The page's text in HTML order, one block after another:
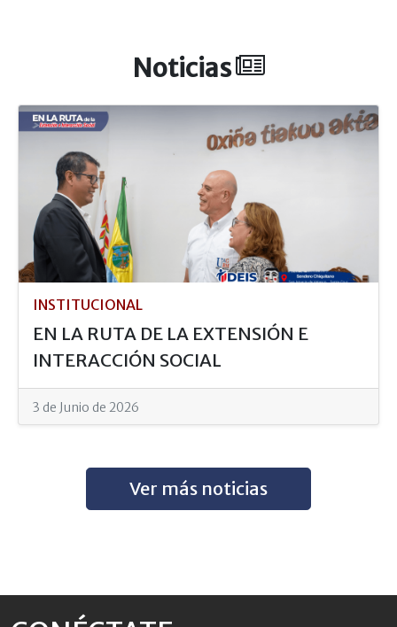
Noticias
INSTITUCIONAL
EN LA RUTA DE LA EXTENSIÓN E
INTERACCIÓN SOCIAL
3 de Junio de 2026
Ver más noticias